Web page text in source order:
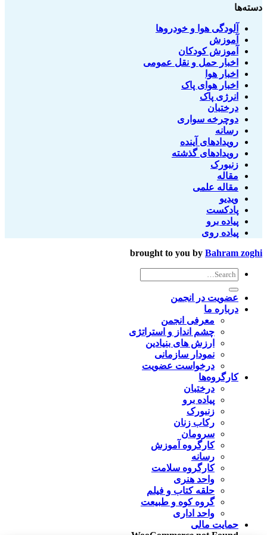
دسته‌ها
آلودگی هوا و خودروها
آموزش
آموزش کودکان
اخبار حمل و نقل عمومی
اخبار هوا
اخبار هوای پاک
انرژی پاک
درختبان
دوچرخه سواری
رسانه
رویدادهای آینده
رویدادهای گذشته
زنبورک
مقاله
مقاله علمی
ویدیو
پادکست
پیاده برو
پیاده روی
brought to you by Bahram zoghi
عضویت در انجمن
درباره ما
معرفی انجمن
چشم انداز و استراتژی
ارزش های بنیادین
نمودار سازمانی
درخواست عضویت
کارگروه‌ها
درختبان
پیاده برو
زنبورک
رکاب زنان
سرومان
کارگروه آموزش
رسانه
کارگروه سلامت
واحد هنری
حلقه کتاب و فیلم
گروه کوه و طبیعت
واحد اداری
حمایت مالی